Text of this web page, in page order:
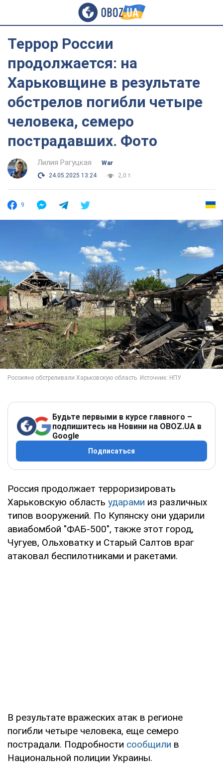
Террор России
продолжается: на
Харьковщине в результате
обстрелов погибли четыре
человека, семеро
пострадавших. Фото
Лилия Рагуцкая
War
24.05.2025 13:24
2,0 т.
9
Будьте первыми в курсе главного –
подпишитесь на Новини на OBOZ.UA в
Google
Подписаться
Россия продолжает терроризировать
Харьковскую область ударами из различных
типов вооружений. По Купянску они ударили
авиабомбой "ФАБ-500", также этот город,
Чугуев, Ольховатку и Старый Салтов враг
атаковал беспилотниками и ракетами.
В результате вражеских атак в регионе
погибли четыре человека, еще семеро
пострадали. Подробности сообщили в
Национальной полиции Украины.